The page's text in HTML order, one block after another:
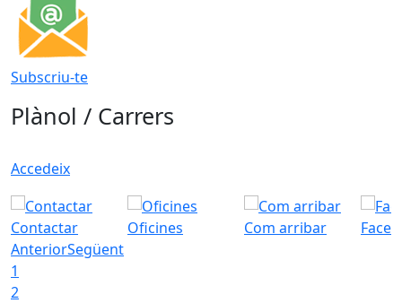
Subscriu-te
Plànol / Carrers
Accedeix
Contactar Oficines Com arribar
AnteriorSegüent
1
2